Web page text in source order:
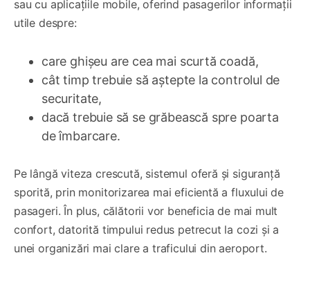
sau cu aplicațiile mobile, oferind pasagerilor informații
utile despre:
care ghișeu are cea mai scurtă coadă,
cât timp trebuie să aștepte la controlul de
securitate,
dacă trebuie să se grăbească spre poarta
de îmbarcare.
Pe lângă viteza crescută, sistemul oferă și siguranță
sporită, prin monitorizarea mai eficientă a fluxului de
pasageri. În plus, călătorii vor beneficia de mai mult
confort, datorită timpului redus petrecut la cozi și a
unei organizări mai clare a traficului din aeroport.